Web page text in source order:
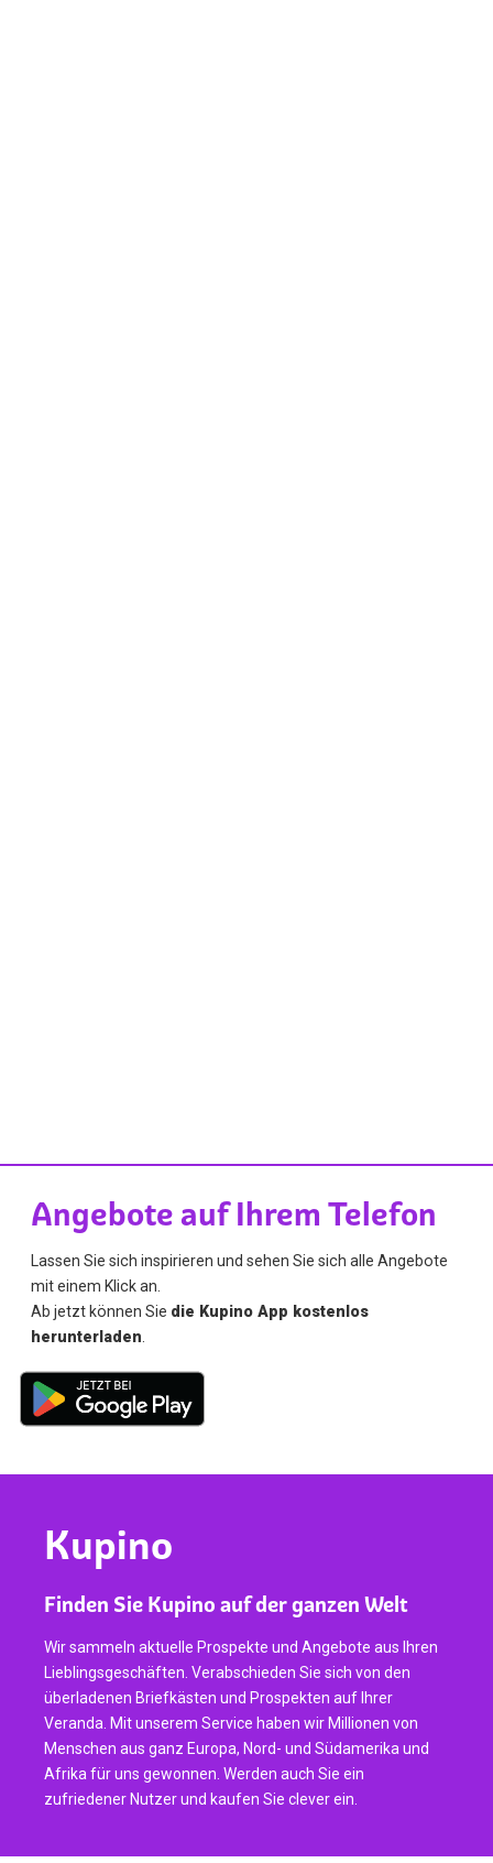
Angebote auf Ihrem Telefon
Lassen Sie sich inspirieren und sehen Sie sich alle Angebote
mit einem Klick an.
Ab jetzt können Sie die Kupino App kostenlos
herunterladen
Kupino
Finden Sie Kupino auf der ganzen Welt
Wir sammeln aktuelle Prospekte und Angebote aus Ihren
Lieblingsgeschäften. Verabschieden Sie sich von den
überladenen Briefkästen und Prospekten auf Ihrer
Veranda. Mit unserem Service haben wir Millionen von
Menschen aus ganz Europa, Nord- und Südamerika und
Afrika für uns gewonnen. Werden auch Sie ein
zufriedener Nutzer und kaufen Sie clever ein.